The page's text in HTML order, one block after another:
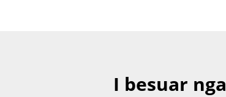
I besuar nga